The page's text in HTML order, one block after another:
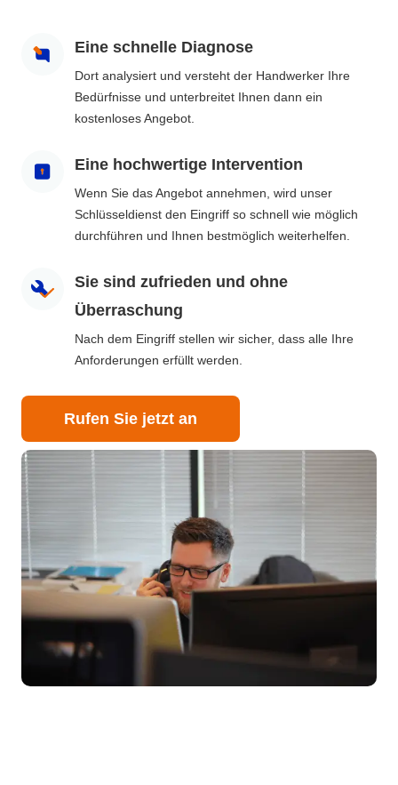
Eine schnelle Diagnose
Dort analysiert und versteht der Handwerker Ihre
Bedürfnisse und unterbreitet Ihnen dann ein
kostenloses Angebot.
Eine hochwertige Intervention
Wenn Sie das Angebot annehmen, wird unser
Schlüsseldienst den Eingriff so schnell wie möglich
durchführen und Ihnen bestmöglich weiterhelfen.
Sie sind zufrieden und ohne
Überraschung
Nach dem Eingriff stellen wir sicher, dass alle Ihre
Anforderungen erfüllt werden.
Rufen Sie jetzt an